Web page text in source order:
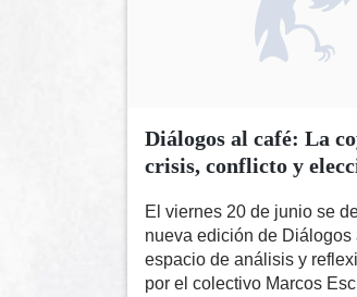
Diálogos al café: La
crisis, conflicto y
El viernes 20 de junio se
nueva edición de Diálogos
espacio de análisis y
por el colectivo Marcos